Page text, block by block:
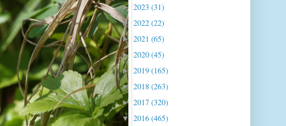
► 2023 (31)
► 2022(22)
► 2021 (65)
► 2020(45)
► 2019(165)
► 2018 (263)
► 2017 (320)
▼ 2016(465)